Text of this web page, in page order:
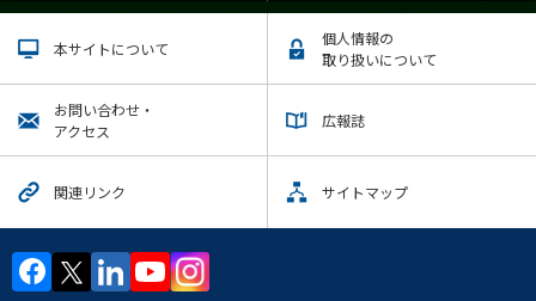
本サイトについて
個人情報の
取り扱いについて
お問い合わせ・
アクセス
広報誌
関連リンク サイトマップ